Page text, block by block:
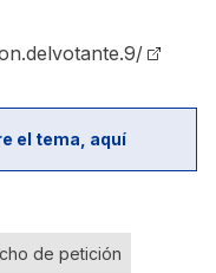
el tema, aquí
de petición